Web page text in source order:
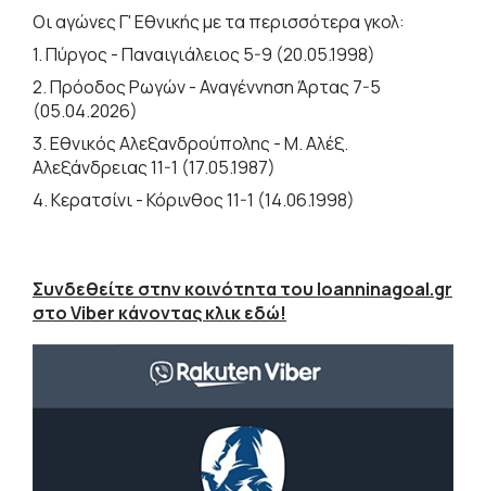
Οι αγώνες Γ' Εθνικής με τα περισσότερα γκολ:
1. Πύργος - Παναιγιάλειος 5-9 (20.05.1998)
2. Πρόοδος Ρωγών - Αναγέννηση Άρτας 7-5
(05.04.2026)
3. Εθνικός Αλεξανδρούπολης - Μ. Αλέξ.
Αλεξάνδρειας 11-1 (17.05.1987)
4. Κερατσίνι - Κόρινθος 11-1 (14.06.1998)
Συνδεθείτε στην κοινότητα του Ioanninagoal.gr
στο Viber κάνοντας κλικ εδώ!